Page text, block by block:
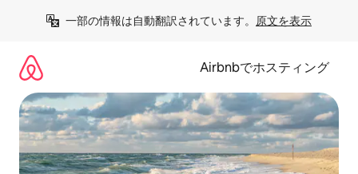
一部の情報は自動翻訳されています。 原文を表示
Airbnbでホスティング